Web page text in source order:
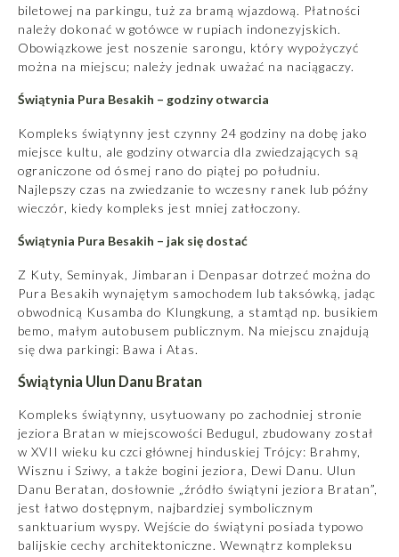
biletowej na parkingu, tuż za bramą wjazdową. Płatności
należy dokonać w gotówce w rupiach indonezyjskich.
Obowiązkowe jest noszenie sarongu, który wypożyczyć
można na miejscu; należy jednak uważać na naciągaczy.
Świątynia Pura Besakih – godziny otwarcia
Kompleks świątynny jest czynny 24 godziny na dobę jako
miejsce kultu, ale godziny otwarcia dla zwiedzających są
ograniczone od ósmej rano do piątej po południu.
Najlepszy czas na zwiedzanie to wczesny ranek lub późny
wieczór, kiedy kompleks jest mniej zatłoczony.
Świątynia Pura Besakih – jak się dostać
Z Kuty, Seminyak, Jimbaran i Denpasar dotrzeć można do
Pura Besakih wynajętym samochodem lub taksówką, jadąc
obwodnicą Kusamba do Klungkung, a stamtąd np. busikiem
bemo, małym autobusem publicznym. Na miejscu znajdują
się dwa parkingi: Bawa i Atas.
Świątynia Ulun Danu Bratan
Kompleks świątynny, usytuowany po zachodniej stronie
jeziora Bratan w miejscowości Bedugul, zbudowany został
w XVII wieku ku czci głównej hinduskiej Trójcy: Brahmy,
Wisznu i Sziwy, a także bogini jeziora, Dewi Danu. Ulun
Danu Beratan, dosłownie „źródło świątyni jeziora Bratan”,
jest łatwo dostępnym, najbardziej symbolicznym
sanktuarium wyspy. Wejście do świątyni posiada typowo
balijskie cechy architektoniczne. Wewnątrz kompleksu